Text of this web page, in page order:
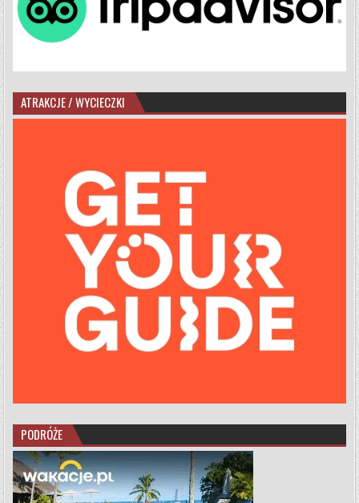
ATRAKCJE / WYCIECZKI
PODRÓŻE